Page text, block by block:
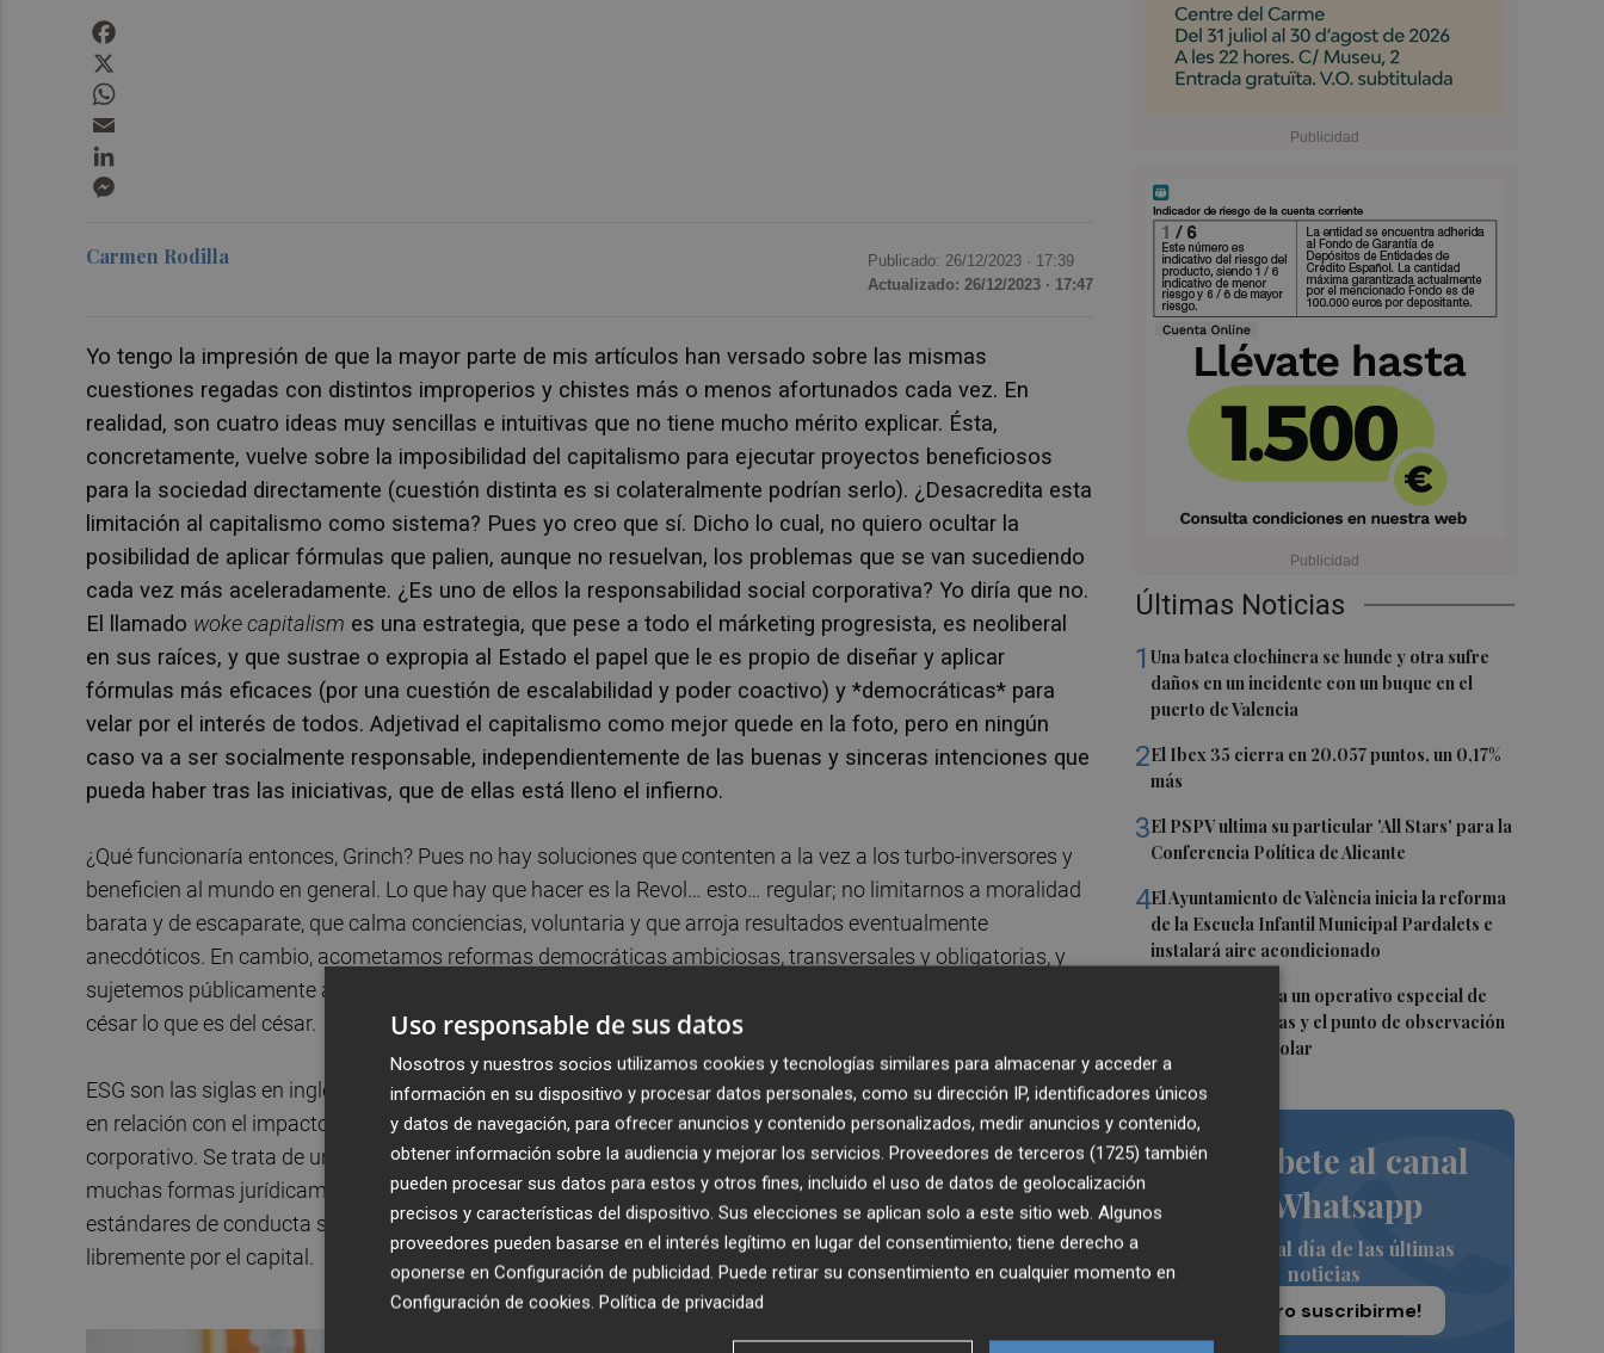
Últimas Noticias
1Una batea clochinera se hunde y otra sufre
daños en un incidente con un buque en el
puerto de Valencia
2El Ibex 35 cierra en 20.057 puntos, un 0,17%
más
3El PSPV ultima su particular 'All Stars' para la
Conferencia Política de Alicante
4El Ayuntamiento de València inicia la reforma
de la Escuela Infantil Municipal Pardalets e
instalará aire acondicionado
València prepara un operativo especial de
limpieza en playas y el punto de observación
para el eclipse solar
Suscríbete al canal
de Whatsapp
Siempre al día de las últimas
noticias
¡Quiero suscribirme!
Carmen Rodilla Publicado: 26/12/2023 · 17:39
Actualizado: 26/12/2023 · 17:47
Yo tengo la impresión de que la mayor parte de mis artículos han versado sobre las mismas
cuestiones regadas con distintos improperios y chistes más o menos afortunados cada vez. En
realidad, son cuatro ideas muy sencillas e intuitivas que no tiene mucho mérito explicar. Ésta,
concretamente, vuelve sobre la imposibilidad del capitalismo para ejecutar proyectos beneficiosos
para la sociedad directamente (cuestión distinta es si colateralmente podrían serlo). ¿Desacredita esta
limitación al capitalismo como sistema? Pues yo creo que sí. Dicho lo cual, no quiero ocultar la
posibilidad de aplicar fórmulas que palien, aunque no resuelvan, los problemas que se van sucediendo
cada vez más aceleradamente. ¿Es uno de ellos la responsabilidad social corporativa? Yo diría que no.
El llamado woke capitalism es una estrategia, que pese a todo el márketing progresista, es neoliberal
en sus raíces, y que sustrae o expropia al Estado el papel que le es propio de diseñar y aplicar
fórmulas más eficaces (por una cuestión de escalabilidad y poder coactivo) y *democráticas* para
velar por el interés de todos. Adjetivad el capitalismo como mejor quede en la foto, pero en ningún
caso va a ser socialmente responsable, independientemente de las buenas y sinceras intenciones que
pueda haber tras las iniciativas, que de ellas está lleno el infierno.
¿Qué funcionaría entonces, Grinch? Pues no hay soluciones que contenten a la vez a los turbo-inversores y
beneficien al mundo en general. Lo que hay que hacer es la Revol… esto… regular; no limitarnos a moralidad
barata y de escaparate, que calma conciencias, voluntaria y que arroja resultados eventualmente
anecdóticos. En cambio, acometamos reformas democráticas ambiciosas, transversales y obligatorias, y
sujetemos públicamente a las empresas al cumplimiento de estas medidas. A dios lo que es de dios, y al
césar lo que es del césar.
ESG son las siglas en inglés con las que nos referimos, en general, a las medidas que asume una sociedad
en relación con el impacto que su actividad causa en el medio ambiente, la comunidad y en el gobierno
corporativo. Se trata de una serie de obligaciones autoimpuestas (que pueden haberse positivizado de
muchas formas jurídicamente) más o menos concretas consistentes en guiarse en su operativa según unos
estándares de conducta superiores a los legalmente exigibles en determinados ámbitos escogidos
libremente por el capital.
Uso responsable de sus datos
Nosotros y nuestros socios utilizamos cookies y tecnologías similares para almacenar y acceder a
información en su dispositivo y procesar datos personales, como su dirección IP, identificadores únicos
y datos de navegación, para ofrecer anuncios y contenido personalizados, medir anuncios y contenido,
obtener información sobre la audiencia y mejorar los servicios. Proveedores de terceros (1725) también
pueden procesar sus datos para estos y otros fines, incluido el uso de datos de geolocalización
precisos y características del dispositivo. Sus elecciones se aplican solo a este sitio web. Algunos
proveedores pueden basarse en el interés legítimo en lugar del consentimiento; tiene derecho a
oponerse en Configuración de publicidad. Puede retirar su consentimiento en cualquier momento en
Configuración de cookies. Política de privacidad